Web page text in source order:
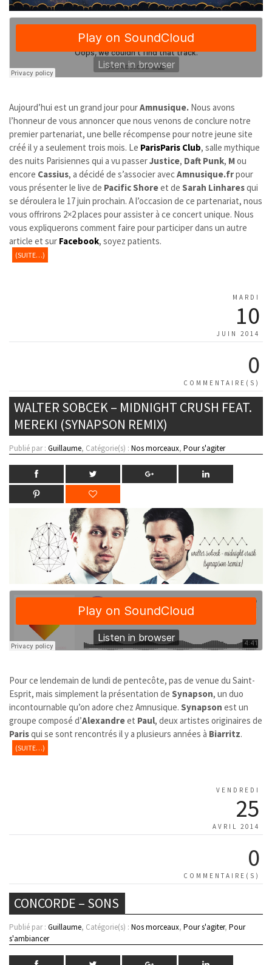
Aujourd’hui est un grand jour pourAmnusique. Nous avons
l’honneur de vous annoncer que nous venons de conclure notre
premier partenariat, une belle récompense pour notre jeune site
créé il y a seulement trois mois. Le ParisParis Club, salle mythique
des nuits Parisiennes qui a vu passerJustice, Daft Punk, Mou
encore Cassius, a décidé de s’associer avecAmnusique.frpour
vous présenter le live de Pacific Shoreet de Sarah Linharesqui
se déroulera le 17 juin prochain. A l’occasion de ce partenariat, nous
vous offrirons 2×2 places pour assister à ce concert unique. Nous
vous expliquerons comment faire pour participer dans un autre
article et sur Facebook, soyez patients.
(SUITE…)
MARDI
10
JUIN 2014
0
COMMENTAIRE(S)
WALTER SOBCEK – MIDNIGHT CRUSH FEAT.
MEREKI (SYNAPSON REMIX)
Publié par : Guillaume, Catégorie(s) : Nos morceaux, Pour s'agiter
Pour ce lendemain de lundi de pentecôte, pas de venue du Saint-
Esprit, mais simplement la présentation de Synapson, un duo
incontournable qu’on adore chez Amnusique. Synapson est un
groupe composé d’Alexandreet Paul, deux artistes originaires de
Parisqui se sont rencontrés il y a plusieurs années à Biarritz.
(SUITE…)
VENDREDI
25
AVRIL 2014
0
COMMENTAIRE(S)
CONCORDE – SONS
Publié par : Guillaume, Catégorie(s) : Nos morceaux, Pour s'agiter, Pour
s'ambiancer